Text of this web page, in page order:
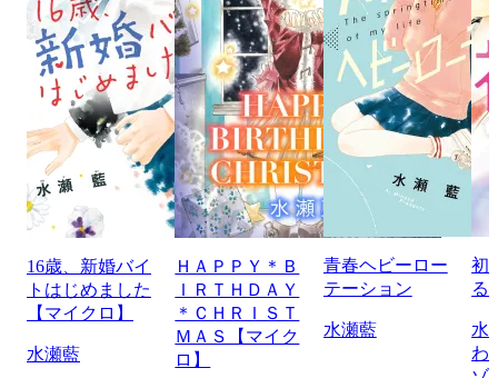
16歳、新婚バイ
トはじめました
【マイクロ】
水瀬藍
ＨＡＰＰＹ＊Ｂ
ＩＲＴＨＤＡＹ
＊ＣＨＲＩＳＴ
ＭＡＳ【マイク
ロ】
青春ヘビーロー
テーション
水瀬藍
初
る
水
わ